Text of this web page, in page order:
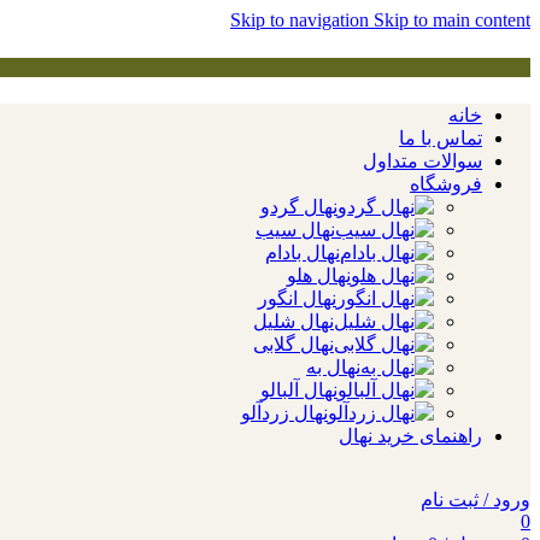
Skip to navigation Skip to main content
خانه
تماس با ما
سوالات متداول
فروشگاه
نهال گردو
نهال سیب
نهال بادام
نهال هلو
نهال انگور
نهال شلیل
نهال گلابی
نهال به
نهال آلبالو
نهال زردآلو
راهنمای خرید نهال
ورود / ثبت نام
0